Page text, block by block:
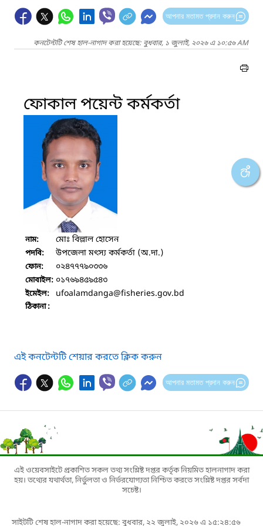
আপনার মতামত প্রদান করুন
কনটেন্টটি শেষ হাল-নাগাদ করা হয়েছে: বুধবার, ১ জুলাই, ২০২৬ এ ১০:৫৬ AM
ফোকাল পয়েন্ট কর্মকর্তা
নাম: মোঃ বিল্লাল হোসেন
পদবি: উপজেলা মৎস্য কর্মকর্তা (অ.দা.)
ফোন: ০২৪৭৭৭৯০৩৩৬
মোবাইল: ০১৭৬৯৪৫৯৫৪৩
ইমেইল: ufoalamdanga@fisheries.gov.bd
ঠিকানা :
এই কনটেন্টটি শেয়ার করতে ক্লিক করুন
আপনার মতামত প্রদান করুন
এই ওয়েবসাইটে প্রকাশিত সকল তথ্য সংশ্লিষ্ট দপ্তর কর্তৃক নিয়মিত হালনাগাদ করা
হয়। তথ্যের যথার্থতা, নির্ভুলতা ও নির্ভরযোগ্যতা নিশ্চিত করতে সংশ্লিষ্ট দপ্তর সর্বদা
সচেষ্ট।
সাইটটি শেষ হাল-নাগাদ করা হয়েছে: বুধবার, ২২ জুলাই, ২০২৬ এ ১৫:২৪:৫৬